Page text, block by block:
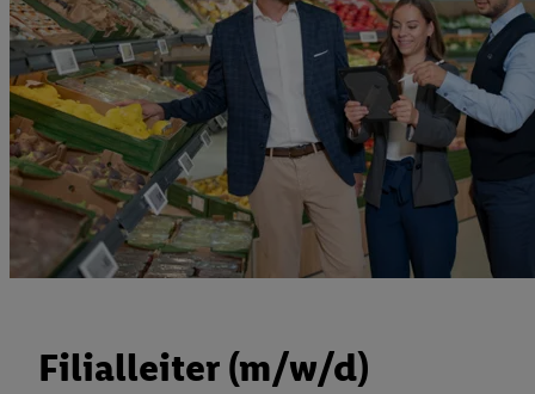
Filialleiter (m/w/d)